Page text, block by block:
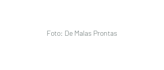
Foto: De Malas Prontas